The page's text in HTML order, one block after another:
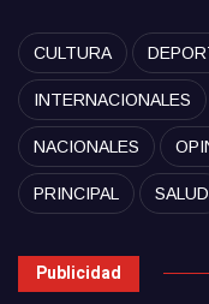
CULTURA
INTERNACIONALES
NACIONALES
PRINCIPAL SALUD
Publicidad